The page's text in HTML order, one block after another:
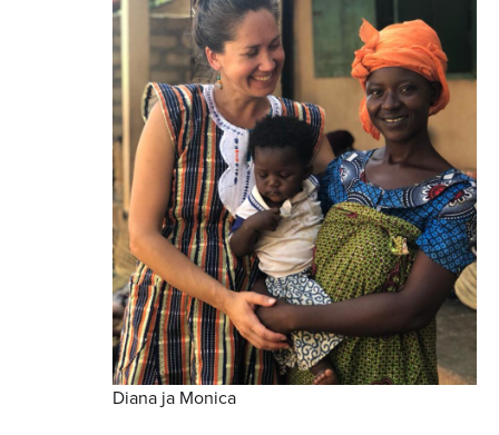
Diana ja Monica